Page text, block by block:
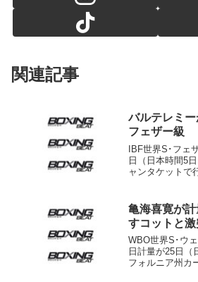
関連記事
バルテレミ
フェザー級
IBF世界S･フェ
日（日本時間5
ャンタケットで
3-0判定勝ちで
は3者とも...
亀海喜寛が
すコットと激
WBO世界S･ウ
日計量が25日（
フォルニア州カ